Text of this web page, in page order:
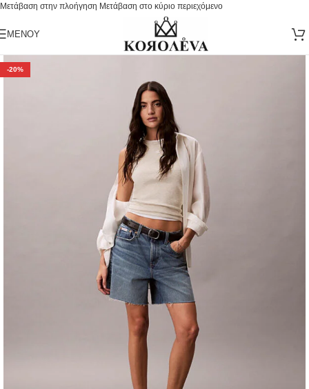
Μετάβαση στην πλοήγηση Μετάβαση στο κύριο περιεχόμενο
ΜΕΝΟΎ
-20%